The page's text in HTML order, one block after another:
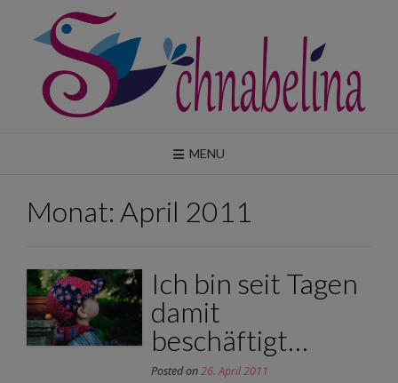
content
MENU
Monat: April 2011
Ich bin seit Tagen
damit
beschäftigt…
Posted on26. April 2011